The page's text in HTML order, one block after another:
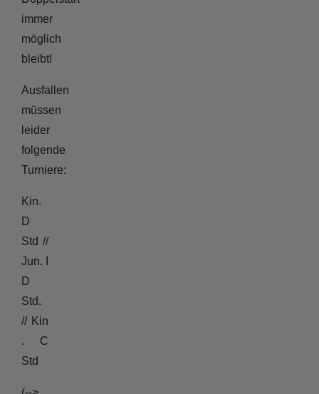
immer
möglich
bleibt!
Ausfallen
müssen
leider
folgende
Turniere:
Kin.
D
Std //
Jun. I
D
Std.
// Kin
. C
Std